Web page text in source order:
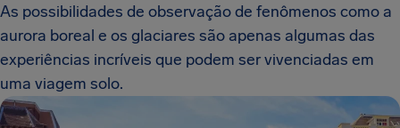
As possibilidades de observação de fenômenos como a
aurora boreal e os glaciares são apenas algumas das
experiências incríveis que podem ser vivenciadas em
uma viagem solo.